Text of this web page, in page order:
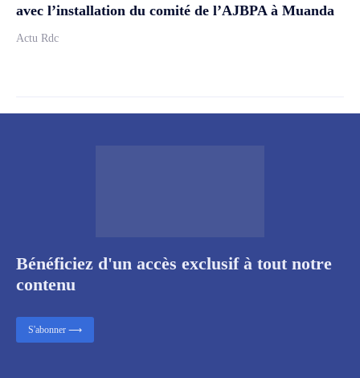
avec l’installation du comité de l’AJBPA à Muanda
Actu Rdc
Bénéficiez d'un accès exclusif à tout notre
contenu
S'abonner ⟶